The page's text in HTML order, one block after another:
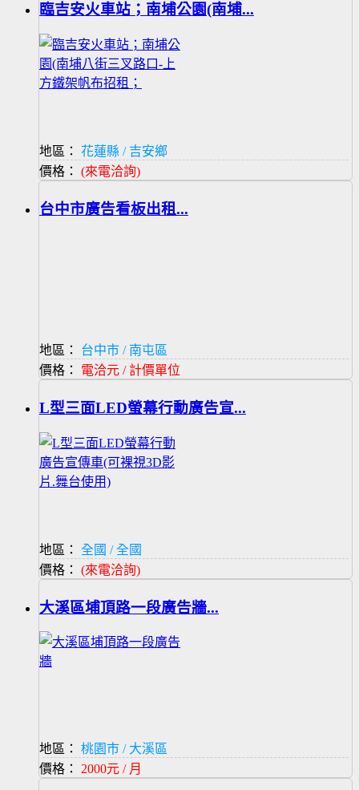
臨吉安火車站；南埔公園(南埔...
地區：
花蓮縣 / 吉安鄉
價格： (來電洽詢)
台中市廣告看板出租...
地區：
台中市 / 南屯區
價格： 電洽元 / 計價單位
L型三面LED螢幕行動廣告宣...
地區：
全國 / 全國
價格： (來電洽詢)
大溪區埔頂路一段廣告牆...
地區：
桃園市 / 大溪區
價格： 2000元 / 月